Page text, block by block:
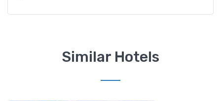
Similar Hotels